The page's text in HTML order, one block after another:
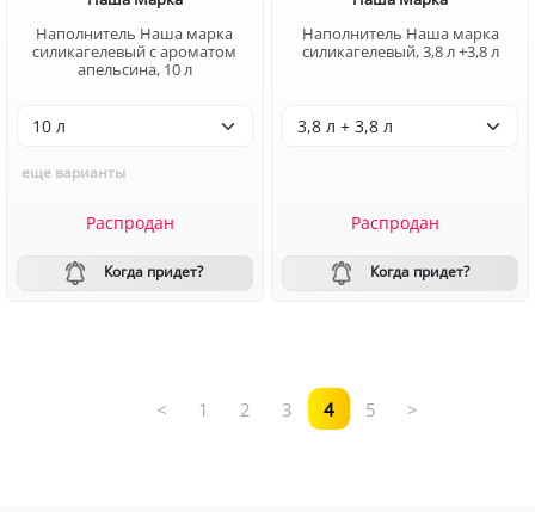
Наполнитель Наша марка
силикагелевый с ароматом
апельсина, 10 л
еще варианты
Распродан
Когда придет?
Наполнитель Наша марка
силикагелевый, 3,8 л +3,8 л
Распродан
Когда придет?
< 1 2 3 4 5 >